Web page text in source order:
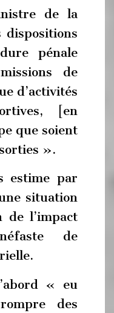
de la
dispositions
pénale
de
d’activités
[en
que soient
».
estime par
situation
de l’impact
de
« eu
des